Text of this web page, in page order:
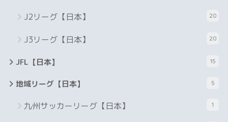
J2リーグ【日本】 20
J3リーグ【日本】 20
JFL【日本】 15
地域リーグ【日本】 5
九州サッカーリーグ【日本】 1